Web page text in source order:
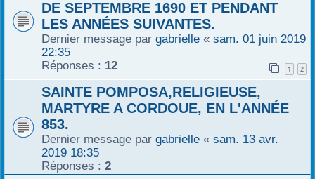
DE SEPTEMBRE 1690 ET PENDANT
LES ANNÉES SUIVANTES.
Dernier message par gabrielle « sam. 01 juin 2019
22:35
Réponses : 12 1 2
SAINTE POMPOSA,RELIGIEUSE,
MARTYRE A CORDOUE, EN L'ANNÉE
853.
Dernier message par gabrielle « sam. 13 avr.
2019 18:35
Réponses : 2